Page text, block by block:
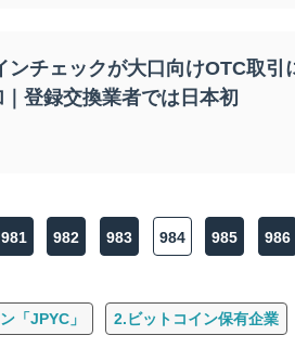
ンチェックが大口向けOTC取
登録交換業者では日本初
981 982 983 984 985 986
「JPYC」 2.ビットコイン保有企業